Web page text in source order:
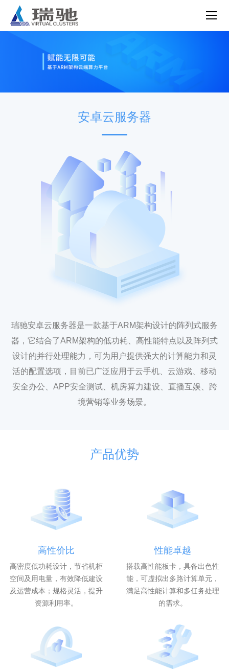
安卓云服务器
瑞驰安卓云服务器是一款基于ARM架构设计的阵列式服务
器，它结合了ARM架构的低功耗、高性能特点以及阵列式
设计的并行处理能力，可为用户提供强大的计算能力和灵
活的配置选项，目前已广泛应用于云手机、云游戏、移动
安全办公、APP安全测试、机房算力建设、直播互娱、跨
境营销等业务场景。
产品优势
高性价比
高密度低功耗设计，节省机柜
空间及用电量，有效降低建设
及运营成本；规格灵活，提升
资源利用率。
性能卓越
搭载高性能板卡，具备出色性
能，可虚拟出多路计算单元，
满足高性能计算和多任务处理
的需求。